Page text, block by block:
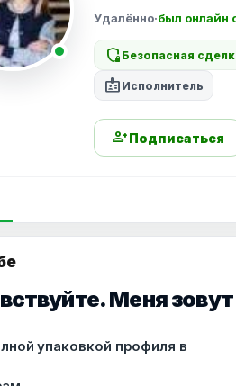
Удалённо·был онлайн
shield_locked Безопасная
badge Исполнитель
person_addПодписаться
Меня
упаковкой профиля в